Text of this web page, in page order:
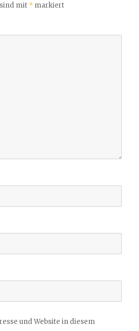
mit * markiert
und Website in diesem